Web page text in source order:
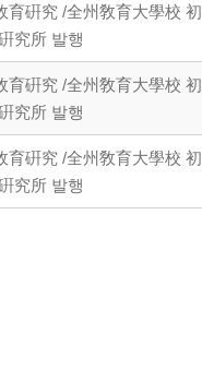
育硏究 /全州敎育大學校 初
究所 발행
育硏究 /全州敎育大學校 初
究所 발행
育硏究 /全州敎育大學校 初
究所 발행